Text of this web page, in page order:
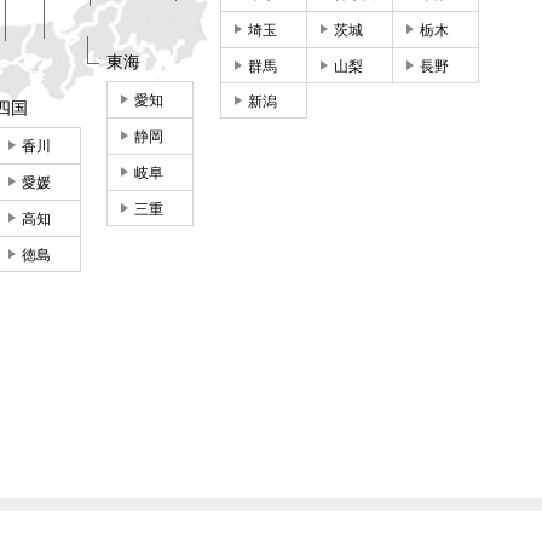
埼玉 茨城 栃木
群馬 山梨 長野
新潟
東海
愛知
静岡
岐阜
三重
国
香川
愛媛
高知
徳島